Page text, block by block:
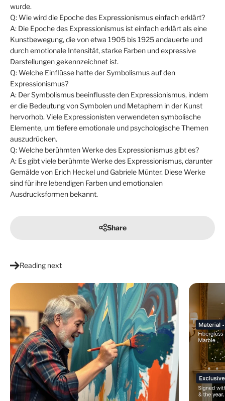
wurde.
Q: Wie wird die Epoche des Expressionismus einfach erklärt?
A: Die Epoche des Expressionismus ist einfach erklärt als eine
Kunstbewegung, die von etwa 1905 bis 1925 andauerte und
durch emotionale Intensität, starke Farben und expressive
Darstellungen gekennzeichnet ist.
Q: Welche Einflüsse hatte der Symbolismus auf den
Expressionismus?
A: Der Symbolismus beeinflusste den Expressionismus, indem
er die Bedeutung von Symbolen und Metaphern in der Kunst
hervorhob. Viele Expressionisten verwendeten symbolische
Elemente, um tiefere emotionale und psychologische Themen
auszudrücken.
Q: Welche berühmten Werke des Expressionismus gibt es?
A: Es gibt viele berühmte Werke des Expressionismus, darunter
Gemälde von Erich Heckel und Gabriele Münter. Diese Werke
sind für ihre lebendigen Farben und emotionalen
Ausdrucksformen bekannt.
Share
Reading next